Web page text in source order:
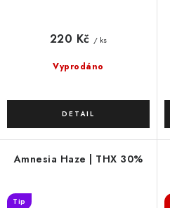
Vyprodáno
220 Kč / ks
Amnesia Haze | THX 30%
Tip